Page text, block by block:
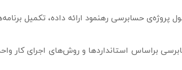
حسابرسی رهنمود ارائه داده، تکمیل
براساس استانداردها و روش‌های اجرای کار